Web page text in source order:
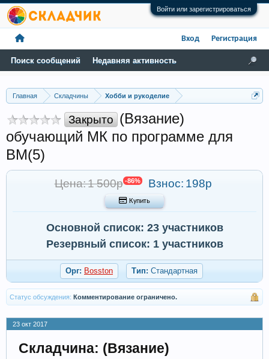
Войти или зарегистрироваться
Главная Складчины Хобби и рукоделие
Закрыто (Вязание)
обучающий МК по программе для
ВМ(5)
Цена: 1 500р -86% Взнос: 198р
 Купить
Основной список: 23 участников
Резервный список: 1 участников
Орг: Bosston Тип: Стандартная
Статус обсуждения: Комментирование ограничено.
23 окт 2017
Складчина: (Вязание)
Поиск сообщений Недавняя активность
Вход Регистрация